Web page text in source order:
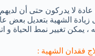
لا يدركون حتى أن
زيادة الشهية بتعديل
تغيير نمط الحياة و
فقدان الشهية :